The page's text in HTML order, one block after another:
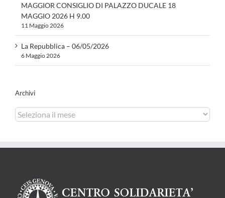
MAGGIOR CONSIGLIO DI PALAZZO DUCALE 18
MAGGIO 2026 H 9.00
11 Maggio 2026
La Repubblica – 06/05/2026
6 Maggio 2026
Archivi
Archivi